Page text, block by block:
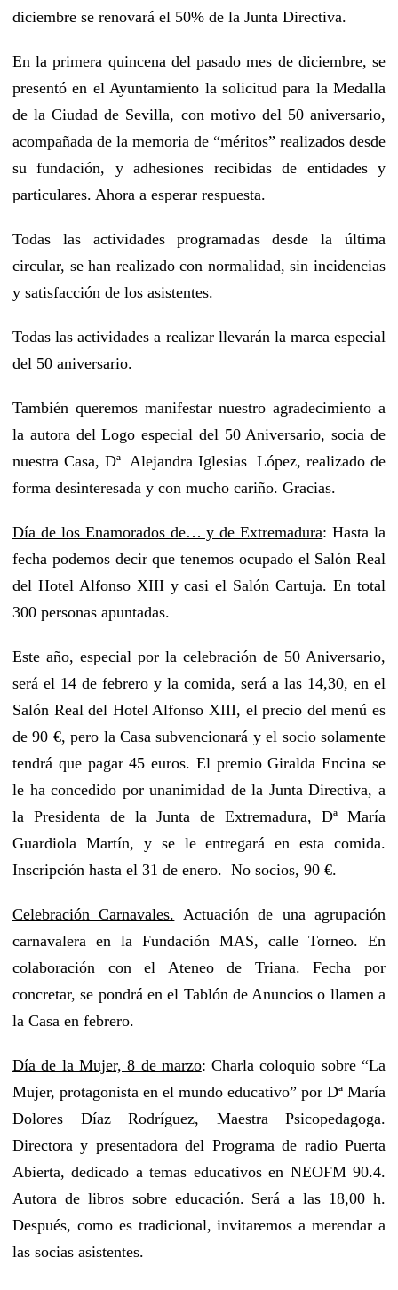
diciembre se renovará el 50% de la Junta Directiva.
En la primera quincena del pasado mes de diciembre, se
presentó en el Ayuntamiento la solicitud para la Medalla
de la Ciudad de Sevilla, con motivo del 50 aniversario,
acompañada de la memoria de “méritos” realizados desde
su fundación, y adhesiones recibidas de entidades y
particulares. Ahora a esperar respuesta.
Todas las actividades programadas desde la última
circular, se han realizado con normalidad, sin incidencias
y satisfacción de los asistentes.
Todas las actividades a realizar llevarán la marca especial
del 50 aniversario.
También queremos manifestar nuestro agradecimiento a
la autora del Logo especial del 50 Aniversario, socia de
nuestra Casa, Dª Alejandra Iglesias López, realizado de
forma desinteresada y con mucho cariño. Gracias.
Día de los Enamorados de… y de Extremadura: Hasta la
fecha podemos decir que tenemos ocupado el Salón Real
del Hotel Alfonso XIII y casi el Salón Cartuja. En total
300 personas apuntadas.
Este año, especial por la celebración de 50 Aniversario,
será el 14 de febrero y la comida, será a las 14,30, en el
Salón Real del Hotel Alfonso XIII, el precio del menú es
de 90 €, pero la Casa subvencionará y el socio solamente
tendrá que pagar 45 euros. El premio Giralda Encina se
le ha concedido por unanimidad de la Junta Directiva, a
la Presidenta de la Junta de Extremadura, Dª María
Guardiola Martín, y se le entregará en esta comida.
Inscripción hasta el 31 de enero. No socios, 90 €.
Celebración Carnavales. Actuación de una agrupación
carnavalera en la Fundación MAS, calle Torneo. En
colaboración con el Ateneo de Triana. Fecha por
concretar, se pondrá en el Tablón de Anuncios o llamen a
la Casa en febrero.
Día de la Mujer, 8 de marzo: Charla coloquio sobre “La
Mujer, protagonista en el mundo educativo” por Dª María
Dolores Díaz Rodríguez, Maestra Psicopedagoga.
Directora y presentadora del Programa de radio Puerta
Abierta, dedicado a temas educativos en NEOFM 90.4.
Autora de libros sobre educación. Será a las 18,00 h.
Después, como es tradicional, invitaremos a merendar a
las socias asistentes.